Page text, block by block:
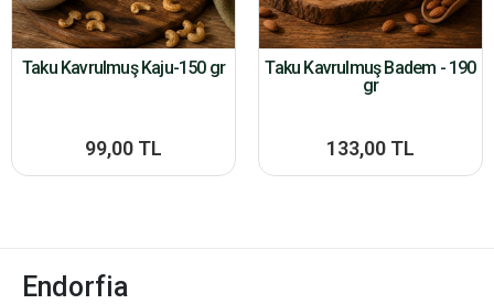
Taku Kavrulmuş Kaju-150 gr
99,00 TL
Taku Kavrulmuş Badem - 190
gr
133,00 TL
Endorfia